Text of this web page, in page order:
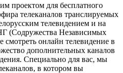
проектом для бесплатного
телеканалов транслируемых
телевидением и на
(Содружества Независимых
смотреть онлайн телевидение в
дополнительных каналов
Специально для вас, мы
в котором вы